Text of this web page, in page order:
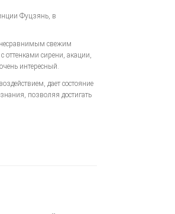
Фуцзянь, в
свежим
оттенками сирени, акации,
интересный.
дает состояние
позволяя достигать